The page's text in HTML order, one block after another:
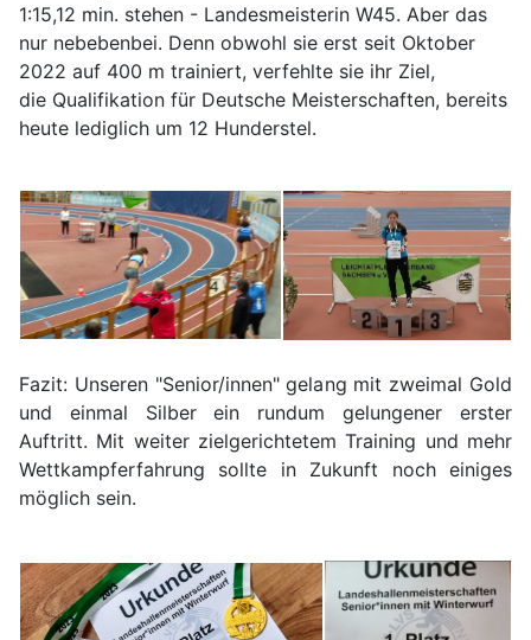
1:15,12 min. stehen - Landesmeisterin W45. Aber das
nur nebebenbei. Denn obwohl sie erst seit Oktober
2022 auf 400 m trainiert, verfehlte sie ihr Ziel,
die Qualifikation für Deutsche Meisterschaften, bereits
heute lediglich um 12 Hunderstel.
Fazit: Unseren "Senior/innen" gelang mit zweimal Gold
und einmal Silber ein rundum gelungener erster
Auftritt. Mit weiter zielgerichtetem Training und mehr
Wettkampferfahrung sollte in Zukunft noch einiges
möglich sein.